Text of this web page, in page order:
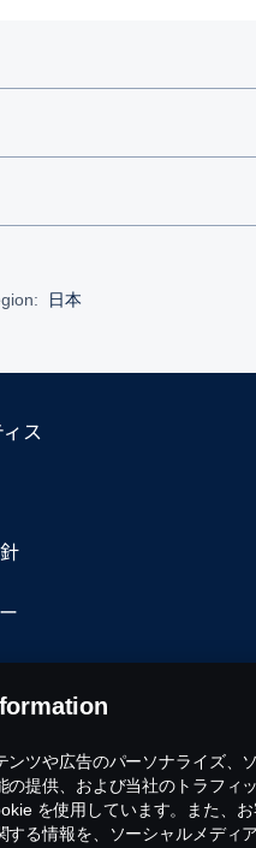
日本
ス
ンツや広告のパーソナライズ、
の提供、および当社のトラフィ
を使用しています。また、
する情報を、ソーシャルメディ